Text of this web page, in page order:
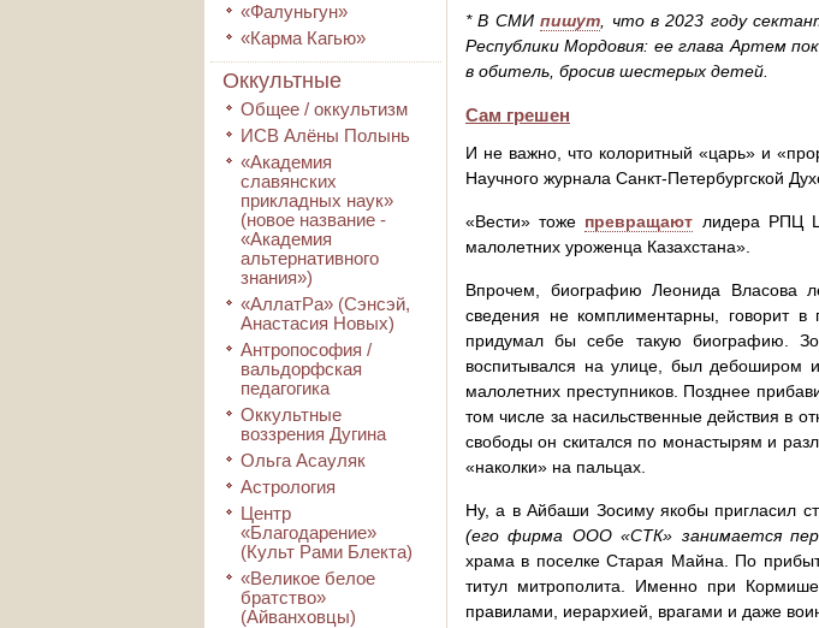
«Фалуньгун»
«Карма Кагью»
Оккультные
Общее / оккультизм
ИСВ Алёны Полынь
«Академия
славянских
прикладных наук»
(новое название -
«Академия
альтернативного
знания»)
«АллатРа» (Сэнсэй,
Анастасия Новых)
Антропософия /
вальдорфская
педагогика
Оккультные
воззрения Дугина
Ольга Асауляк
Астрология
Центр
«Благодарение»
(Культ Рами Блекта)
«Великое белое
братство»
(Айванховцы)
* В СМИпишут , что в 2023 году
Республики Мордовия: ее глава Артем
в обитель, бросив шестерых детей.
Сам грешен
И не важно, что колоритный «царь» и
Научного журнала Санкт-Петербургской
«Вести» тоже превращают лидера РПЦ
малолетних уроженца Казахстана».
Впрочем, биографию Леонида Власова
сведения не комплиментарны, говорит в
придумал бы себе такую биографию.
воспитывался на улице, был дебоширом
малолетних преступников. Позднее
том числе за насильственные действия в
свободы он скитался по монастырям и
«наколки» на пальцах.
Ну, а в Айбаши Зосиму якобы пригласил
(его фирма ООО «СТК» занимается
храма в поселке Старая Майна. По
титул митрополита. Именно при
правилами, иерархией, врагами и даже